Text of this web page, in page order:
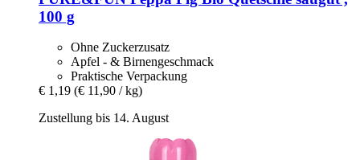
100 g
Ohne Zuckerzusatz
Apfel - & Birnengeschmack
Praktische Verpackung
€ 1,19 (€ 11,90 / kg)
Zustellung bis 14. August